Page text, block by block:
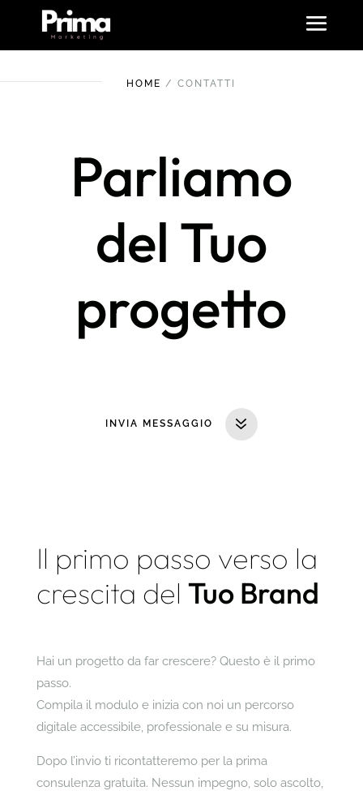
HOME / CONTATTI
Parliamo
del Tuo
progetto
INVIA MESSAGGIO
Il primo passo verso la
crescita del Tuo Brand
Hai un progetto da far crescere? Questo è il primo
passo.
Compila il modulo e inizia con noi un percorso
digitale accessibile, professionale e su misura.
Dopo l’invio ti ricontatteremo per la prima
consulenza gratuita. Nessun impegno, solo ascolto,